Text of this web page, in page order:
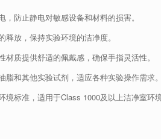
，防止静电对敏感设备和材料的损害。
放，保持实验环境的洁净度。
材质提供舒适的佩戴感，确保手指灵活性。
和其他实验试剂，适应各种实验操作需求。
境标准，适用于Class 1000及以上洁净室环境